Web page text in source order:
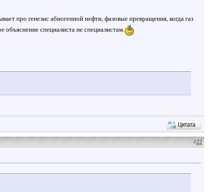
про генезис абиогенной нефти, фазовые превращения, когда газ
объяснение специалиста не специалистам.
#22